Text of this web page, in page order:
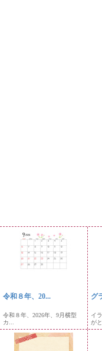
令和８年、20...
令和８年、2026年、9月横型
カ...
グ
イ
が